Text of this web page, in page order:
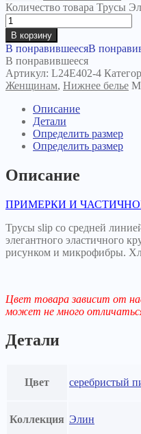
Количество товара Трусы
В корзину
В понравившеесяВ
В понравившееся
Артикул: L24E402-4
Женщинам, Нижнее белье
Описание
Детали
Определить размер
Определить размер
Описание
ПРИМЕРКИ И
Трусы slip со средней
элегантного эластичного
рисунком и микрофибры.
Цвет товара зависит от
может не много
Детали
Цвет серебристый
Коллекция Элин